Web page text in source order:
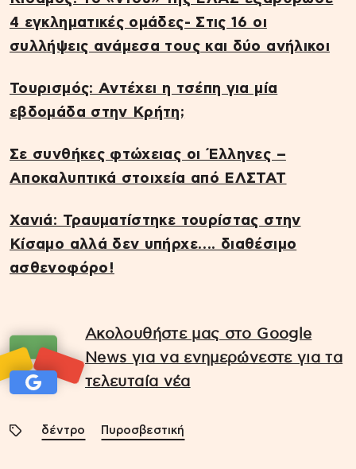
4 εγκληματικές ομάδες- Στις 16 οι
συλλήψεις ανάμεσα τους και δύο ανήλικοι
Τουρισμός: Αντέχει η τσέπη για μία
εβδομάδα στην Κρήτη;
Σε συνθήκες φτώχειας οι Έλληνες –
Αποκαλυπτικά στοιχεία από ΕΛΣΤΑΤ
Χανιά: Τραυματίστηκε τουρίστας στην
Κίσαμο αλλά δεν υπήρχε…. διαθέσιμο
ασθενοφόρο!
Ακολουθήστε μας στο Google
News για να ενημερώνεστε για τα
τελευταία νέα
δέντρο Πυροσβεστική